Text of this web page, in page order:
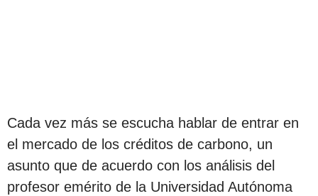
Cada vez más se escucha hablar de entrar en
el mercado de los créditos de carbono, un
asunto que de acuerdo con los análisis del
profesor emérito de la Universidad Autónoma